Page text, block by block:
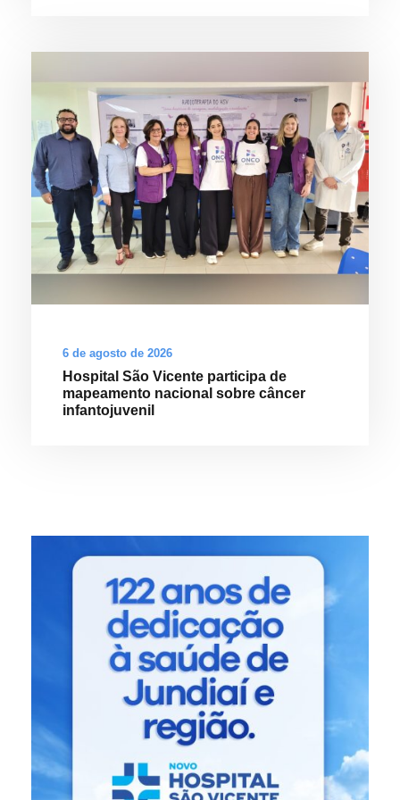
6 de agosto de 2026
Hospital São Vicente participa de
mapeamento nacional sobre câncer
infantojuvenil